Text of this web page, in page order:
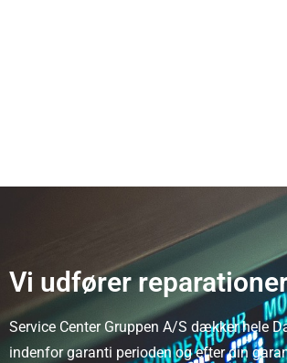
Vi udfører
Service Center Gruppen A/S dækker hele
indenfor garanti perioden og efter din